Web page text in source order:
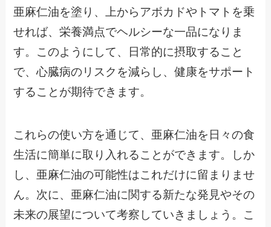
亜麻仁油を塗り、上からアボカドやトマトを乗
せれば、栄養満点でヘルシーな一品になりま
す。このようにして、日常的に摂取すること
で、心臓病のリスクを減らし、健康をサポート
することが期待できます。
これらの使い方を通じて、亜麻仁油を日々の食
生活に簡単に取り入れることができます。しか
し、亜麻仁油の可能性はこれだけに留まりませ
ん。次に、亜麻仁油に関する新たな発見やその
未来の展望について考察していきましょう。こ